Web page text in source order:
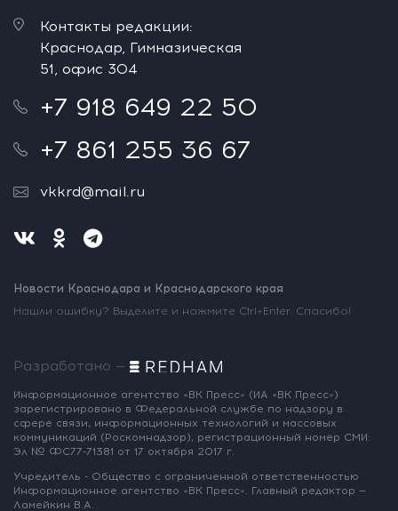
Контакты редакции:
Краснодар, Гимназическая
51, офис 304
+7 918 649 22 50
+7 861 255 36 67
vkkrd@mail.ru
Новости Краснодара и Краснодарского края
Нашли ошибку? Выделите и нажмите Ctrl+Enter. Спасибо!
Разработано —
Информационное агентство «ВК Пресс» (ИА «ВК Пресс»)
зарегистрировано в Федеральной службе по надзору в
сфере связи, информационных технологий и массовых
коммуникаций (Роскомнадзор), регистрационный номер СМИ:
Эл № ФС77-71381 от 17 октября 2017 г.
Учредитель - Общество с ограниченной ответственностью
Информационное агентство «ВК Пресс». Главный редактор —
Ламейкин В.А.